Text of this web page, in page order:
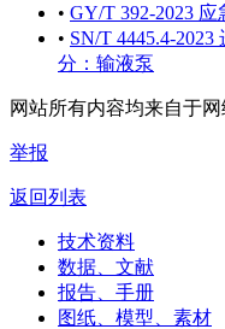
• GY/T 392-2023
• SN/T 4445.4-
分：输液泵
网站所有内容均来自于
举报
返回列表
技术资料
数据、文献
报告、手册
图纸、模型、素材